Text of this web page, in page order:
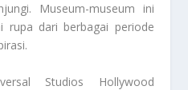
Museum-museum ini
rupa dari berbagai periode
Studios Hollywood